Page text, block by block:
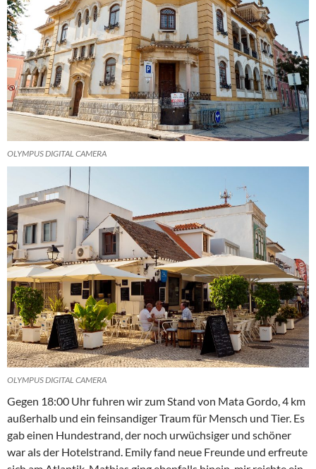
OLYMPUS DIGITAL CAMERA
OLYMPUS DIGITAL CAMERA
Gegen 18:00 Uhr fuhren wir zum Stand von Mata Gordo, 4 km
außerhalb und ein feinsandiger Traum für Mensch und Tier. Es
gab einen Hundestrand, der noch urwüchsiger und schöner
war als der Hotelstrand. Emily fand neue Freunde und erfreute